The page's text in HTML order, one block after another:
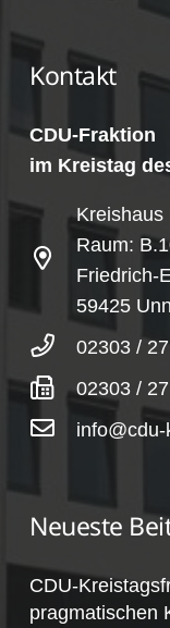
Kontakt
CDU-Fraktion
im Kreistag
Kreishaus
Raum:
Friedrich-
59425
02303 /
02303 /
Neueste
CDU-
pragmatischen